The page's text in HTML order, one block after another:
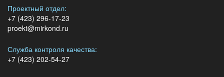
Проектный отдел:
+7 (423) 296-17-23
proekt@mirkond.ru
Служба контроля качества:
+7 (423) 202-54-27